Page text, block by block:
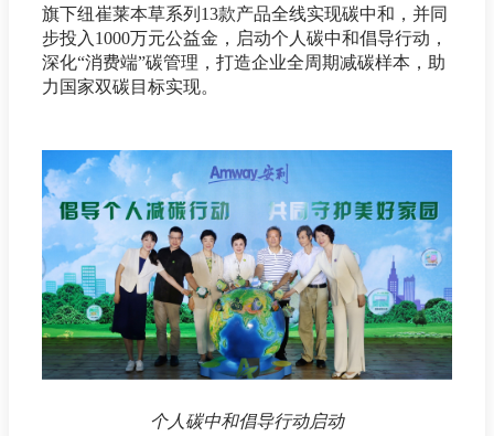
旗下纽崔莱本草系列13款产品全线实现碳中和，并同
步投入1000万元公益金，启动个人碳中和倡导行动，
深化“消费端”碳管理，打造企业全周期减碳样本，助
力国家双碳目标实现。
个人碳中和倡导行动启动